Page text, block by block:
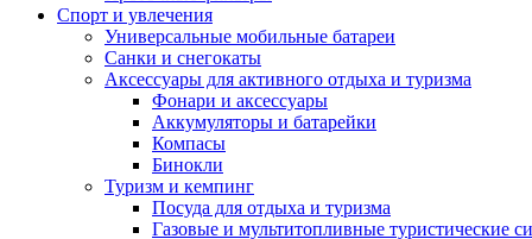
Спорт и увлечения
Универсальные мобильные батареи
Санки и снегокаты
Аксессуары для активного отдыха и туризма
Фонари и аксессуары
Аккумуляторы и батарейки
Компасы
Бинокли
Туризм и кемпинг
Посуда для отдыха и туризма
Газовые и мультитопливные туристические